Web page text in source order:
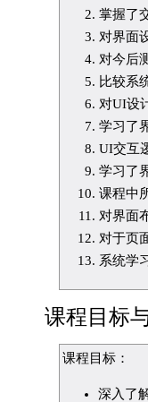
掌握了
对界面
对今后
比较系
对UI设
学习了
UI交互
学习了
课程中
对界面
对于页
系统学
课程目标
课程目标：
深入了